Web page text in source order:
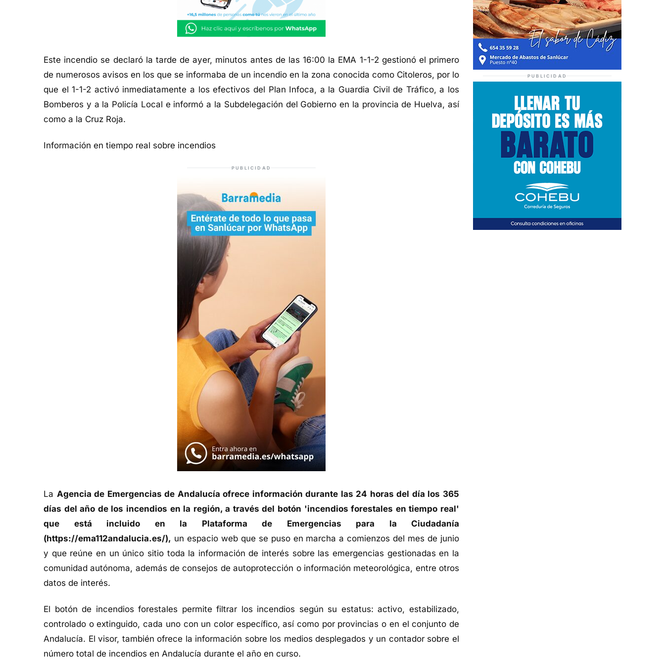
Este incendio se declaró la tarde de ayer, minutos antes de las 16:00 la EMA 1-1-2 gestionó el primero
de numerosos avisos en los que se informaba de un incendio en la zona conocida como Citoleros, por lo
que el 1-1-2 activó inmediatamente a los efectivos del Plan Infoca, a la Guardia Civil de Tráfico, a los
Bomberos y a la Policía Local e informó a la Subdelegación del Gobierno en la provincia de Huelva, así
como a la Cruz Roja.
Información en tiempo real sobre incendios
PUBLICIDAD
La Agencia de Emergencias de Andalucía ofrece información durante las 24 horas del día los 365
días del año de los incendios en la región, a través del botón 'incendios forestales en tiempo real'
que está incluido en la Plataforma de Emergencias para la Ciudadanía
(https://ema112andalucia.es/), un espacio web que se puso en marcha a comienzos del mes de junio
y que reúne en un único sitio toda la información de interés sobre las emergencias gestionadas en la
comunidad autónoma, además de consejos de autoprotección o información meteorológica, entre otros
datos de interés.
El botón de incendios forestales permite filtrar los incendios según su estatus: activo, estabilizado,
controlado o extinguido, cada uno con un color específico, así como por provincias o en el conjunto de
Andalucía. El visor, también ofrece la información sobre los medios desplegados y un contador sobre el
número total de incendios en Andalucía durante el año en curso.
PUBLICIDAD